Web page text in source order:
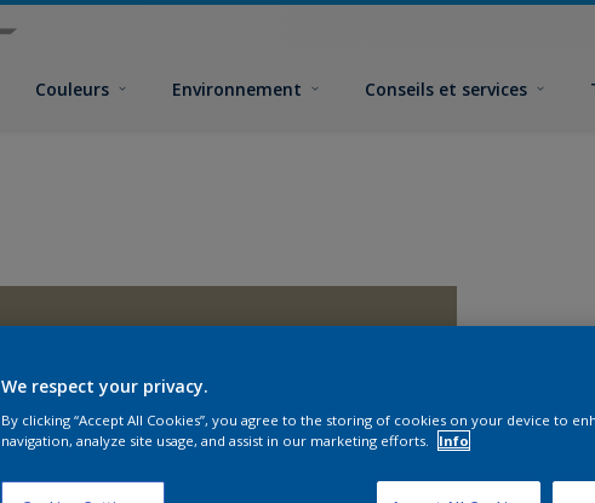
Couleurs Environnement Conseils et services
We respect your privacy.
By clicking “Accept All Cookies”, you agree to the storing of cookies on your device to
navigation, analyze site usage, and assist in our marketing efforts.
Info